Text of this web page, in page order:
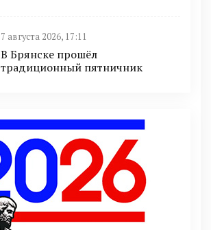
7 августа 2026, 17:11
В Брянске прошёл
традиционный пятничник